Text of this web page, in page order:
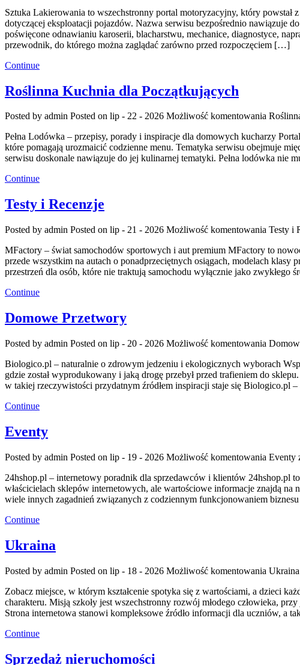
Sztuka Lakierowania to wszechstronny portal motoryzacyjny, który
dotyczącej eksploatacji pojazdów. Nazwa serwisu bezpośrednio nawiązuje
poświęcone odnawianiu karoserii, blacharstwu, mechanice, diagnostyce,
przewodnik, do którego można zaglądać zarówno przed rozpoczęciem […]
Continue
Roślinna Kuchnia dla Początkujących
Posted by admin Posted on lip - 22 - 2026 Możliwość komentowania
Pełna Lodówka – przepisy, porady i inspiracje dla domowych kucharzy
które pomagają urozmaicić codzienne menu. Tematyka serwisu obejmuje
serwisu doskonale nawiązuje do jej kulinarnej tematyki. Pełna lodówka
Continue
Testy i Recenzje
Posted by admin Posted on lip - 21 - 2026 Możliwość komentowania Testy i
MFactory – świat samochodów sportowych i aut premium MFactory to
przede wszystkim na autach o ponadprzeciętnych osiągach, modelach
przestrzeń dla osób, które nie traktują samochodu wyłącznie jako
Continue
Domowe Przetwory
Posted by admin Posted on lip - 20 - 2026 Możliwość komentowania
Biologico.pl – naturalnie o zdrowym jedzeniu i ekologicznych wyborach
gdzie został wyprodukowany i jaką drogę przebył przed trafieniem do
w takiej rzeczywistości przydatnym źródłem inspiracji staje się
Continue
Eventy
Posted by admin Posted on lip - 19 - 2026 Możliwość komentowania Eventy
24hshop.pl – internetowy poradnik dla sprzedawców i klientów 24hshop.pl
właścicielach sklepów internetowych, ale wartościowe informacje znajdą
wiele innych zagadnień związanych z codziennym funkcjonowaniem
Continue
Ukraina
Posted by admin Posted on lip - 18 - 2026 Możliwość komentowania Ukraina
Zobacz miejsce, w którym kształcenie spotyka się z wartościami, a dzieci
charakteru. Misją szkoły jest wszechstronny rozwój młodego człowieka,
Strona internetowa stanowi kompleksowe źródło informacji dla uczniów, a
Continue
Sprzedaż nieruchomości